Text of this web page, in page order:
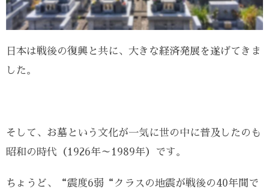
日本は戦後の復興と共に、大きな経済発展を遂げてきま
した。
そして、お墓という文化が一気に世の中に普及したのも
昭和の時代（1926年～1989年）です。
ちょうど、“震度6弱“クラスの地震が戦後の40年間で